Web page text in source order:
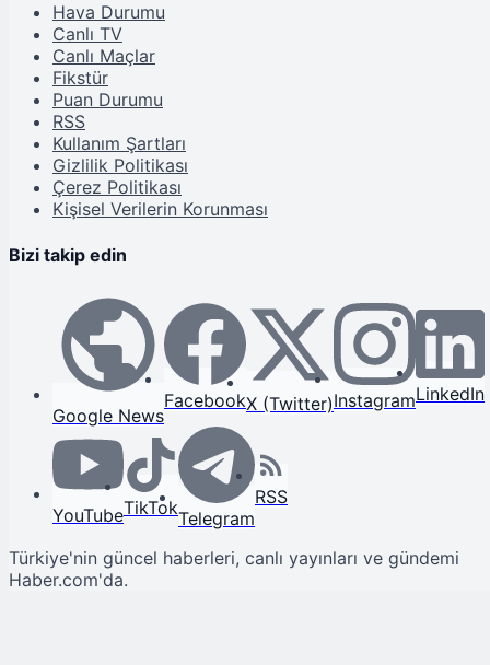
Hava Durumu
Canlı TV
Canlı Maçlar
Fikstür
Puan Durumu
RSS
Kullanım Şartları
Gizlilik Politikası
Çerez Politikası
Kişisel Verilerin Korunması
Bizi takip edin
Google News
FacebookX (Twitter)InstagramLinkedIn
YouTubeTikTokTelegram
RSS
Türkiye'nin güncel haberleri, canlı yayınları ve gündemi
Haber.com'da.